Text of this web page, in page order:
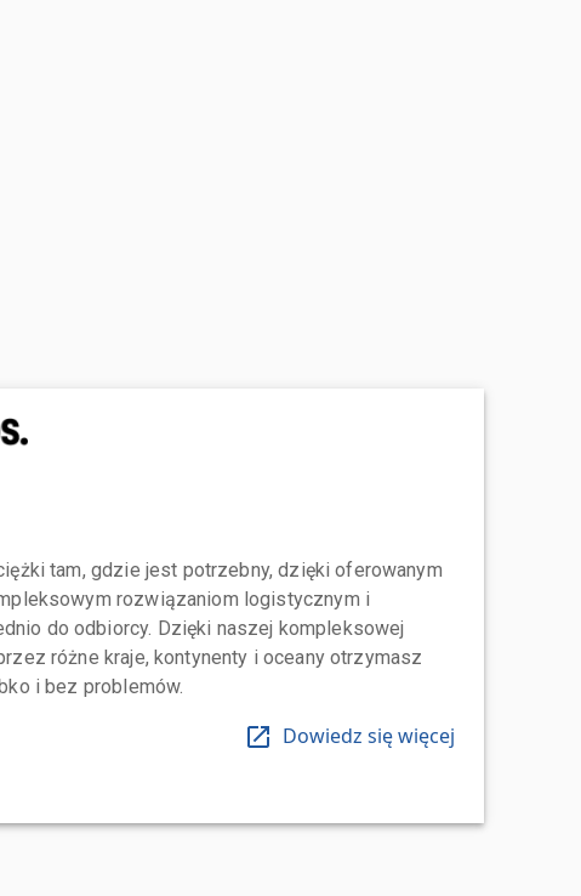
tam, gdzie jest potrzebny, dzięki oferowanym
rozwiązaniom logistycznym i
do odbiorcy. Dzięki naszej kompleksowej
różne kraje, kontynenty i oceany otrzymasz
i bez problemów.
Dowiedz się więcej